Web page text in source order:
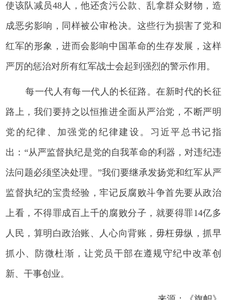
使该队减员48人，他还贪污公款、乱拿群众财物，造
成恶劣影响，同样被公审枪决。这些行为损害了党和
红军的形象，进而会影响中国革命的生存发展，这样
严厉的惩治对所有红军战士会起到强烈的警示作用。
每一代人有每一代人的长征路。在新时代的长征
路上，我们要持之以恒推进全面从严治党，不断严明
党的纪律、加强党的纪律建设。习近平总书记指
出：“从严监督执纪是党的自我革命的利器，对违纪违
法问题必须坚决处理。”我们要继承发扬党和红军从严
监督执纪的宝贵经验，牢记反腐败斗争首先要从政治
上看，不得罪成百上千的腐败分子，就要得罪14亿多
人民，算明白政治账、人心向背账，毋枉毋纵，抓早
抓小、防微杜渐，让党员干部在遵规守纪中改革创
新、干事创业。